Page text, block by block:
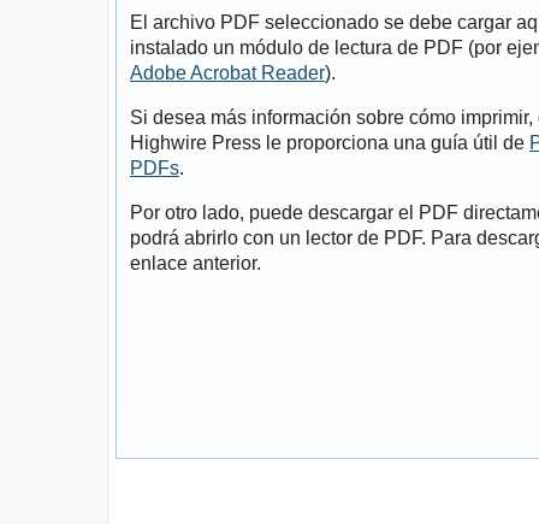
El archivo PDF seleccionado se debe cargar
instalado un módulo de lectura de PDF (por
Adobe Acrobat Reader).
Si desea más información sobre cómo
Highwire Press le proporciona una guía útil de
PDFs.
Por otro lado, puede descargar el PDF
podrá abrirlo con un lector de PDF. Para
enlace anterior.